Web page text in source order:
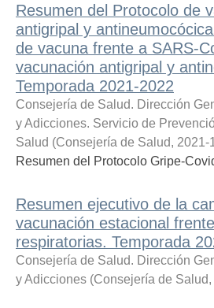
Resumen del Protocolo de
antigripal y
de vacuna frente a SARS-
vacunación antigripal y
Temporada 2021-2022
Consejería de Salud. Dirección
y Adicciones. Servicio de
Salud (Consejería de Salud, 2021-
Resumen del Protocolo Gripe-
Resumen ejecutivo de la
vacunación estacional
respiratorias. Temporada
Consejería de Salud. Dirección
y Adicciones (Consejería de Salud,